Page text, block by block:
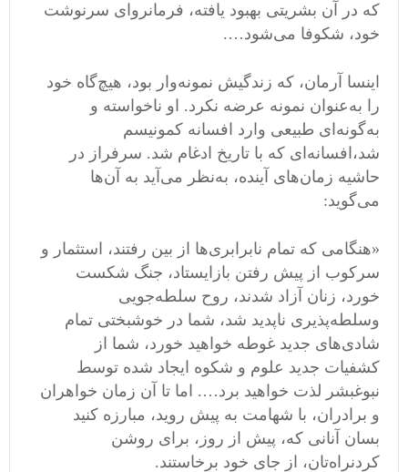
که در آن بشریتی بهبود یافته، فرمانروای سرنوشت
خود، شکوفا میشود….
اینسا آرمان، که زندگیش نمونهوار بود، هیچگاه خود
را بهعنوان نمونه عرضه نکرد. او ناخواسته و
بهگونه ای طبیعی وارد افسانه کمونیسم
شد،افسانه ای که با تاریخ ادغام شد. سرفراز در
حاشیه زمانهای آینده، بهنظر می آید به آنها
میگوید:
«هنگامی که تمام نابرابریها از بین رفتند، استثمار و
سرکوب از پیش رفتن بازایستاد، جنگ شکست
خورد، زنان آزاد شدند، روح سلطهجویی
وسلطهپذیری ناپدید شد، شما در خوشبختی تمام
شادیهای جدید غوطه خواهید خورد، شما از
کشفیات جدید علوم و شکوه ایجاد شده توسط
نبوغبشر لذت خواهید برد…. اما تا آن زمان خواهران
و برادران، با شهامت به پیش روید، مبارزه کنید
بسان آنانی که، پیش از روز، برای روشن
کردنراهتان، از جای خود برخاستند.